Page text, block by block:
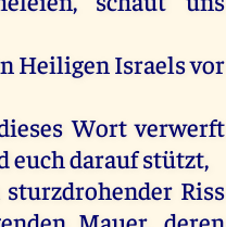
Heiligen Israelsvor
Wort verwerft
euchdaraufstützt,
sturzdrohender Riss